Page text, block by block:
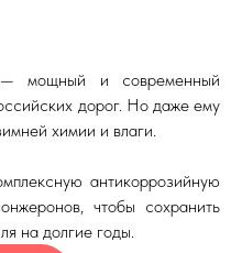
мощный и современный
дорог. Но даже ему
химии и влаги.
антикоррозийную
чтобы сохранить
на долгие годы.